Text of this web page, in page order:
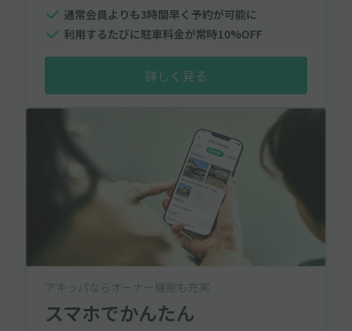
通常会員よりも3時間早く予約が可能に
利用するたびに駐車料金が常時10%OFF
詳しく見る
アキッパならオーナー機能も充実
スマホでかんたん